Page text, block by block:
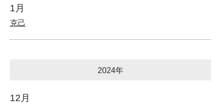
1月
克己
2024年
12月